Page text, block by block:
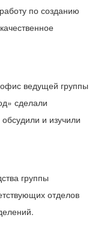
по созданию
офис ведущей группы
сделали
и изучили
группы
отделов